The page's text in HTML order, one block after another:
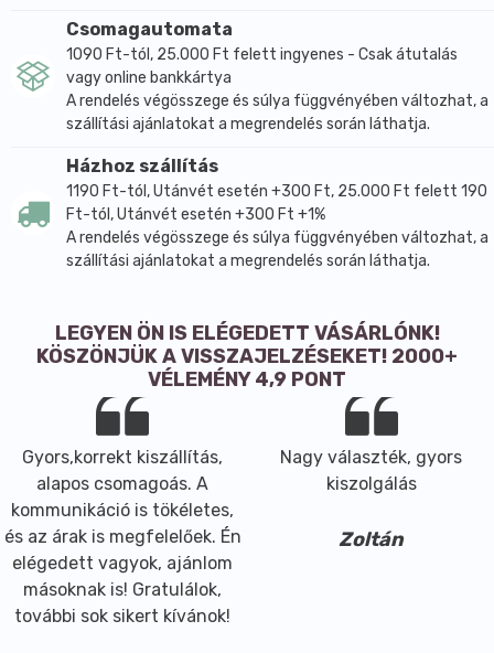
Csomagautomata
1090 Ft-tól, 25.000 Ft felett ingyenes - Csak átutalás
vagy online bankkártya
A rendelés végösszege és súlya függvényében változhat, a
szállítási ajánlatokat a megrendelés során láthatja.
Házhoz szállítás
1190 Ft-tól, Utánvét esetén +300 Ft, 25.000 Ft felett 190
Ft-tól, Utánvét esetén +300 Ft +1%
A rendelés végösszege és súlya függvényében változhat, a
szállítási ajánlatokat a megrendelés során láthatja.
LEGYEN ÖN IS ELÉGEDETT VÁSÁRLÓNK!
KÖSZÖNJÜK A VISSZAJELZÉSEKET! 2000+
VÉLEMÉNY 4,9 PONT
Gyors,korrekt kiszállítás,
alapos csomagoás. A
kommunikáció is tökéletes,
és az árak is megfelelőek. Én
elégedett vagyok, ajánlom
másoknak is! Gratulálok,
további sok sikert kívánok!
Nagy választék, gyors
kiszolgálás
Zoltán